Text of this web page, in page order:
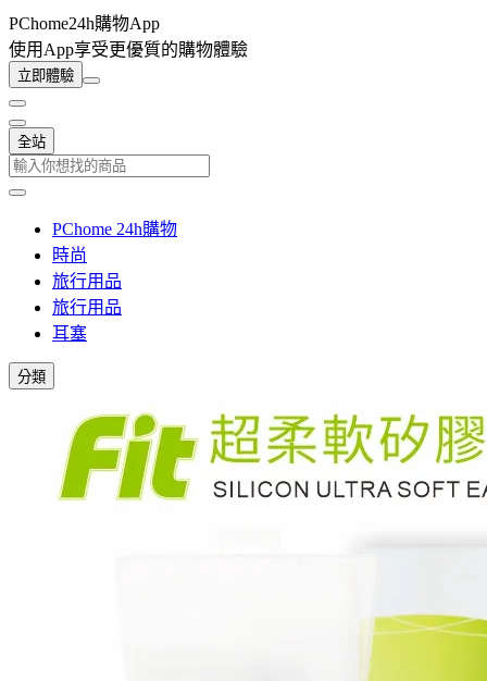
PChome24h購物App
使用App享受更優質的購物體驗
立即體驗
全站
PChome 24h購物
時尚
旅行用品
旅行用品
耳塞
分類